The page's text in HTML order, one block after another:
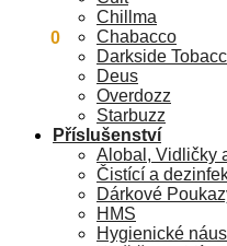
0
Chillma
Chabacco
Darkside
Deus
Overdozz
Starbuzz
Příslušenství
Alobal, Vidličky
Čistící a
Dárkové
HMS
Hygienické